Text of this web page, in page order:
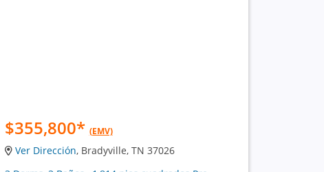
$355,800* (EMV)
Ver Dirección, Bradyville, TN 37026